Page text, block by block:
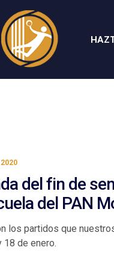
2020
del fin de
del PAN
los partidos que
18 de enero.